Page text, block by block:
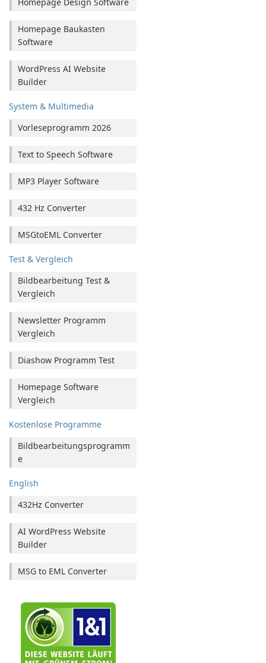
Homepage Baukasten
Software
WordPress AI Website
Builder
System & Multimedia
Vorleseprogramm 2026
Text to Speech Software
MP3 Player Software
432 Hz Converter
MSGtoEML Converter
Test & Vergleich
Bildbearbeitung Test &
Vergleich
Newsletter Programm
Vergleich
Diashow Programm Test
Homepage Software
Vergleich
Kostenlose Programme
Bildbearbeitungsprogramm
e
English
432Hz Converter
AI WordPress Website
Builder
MSG to EML Converter